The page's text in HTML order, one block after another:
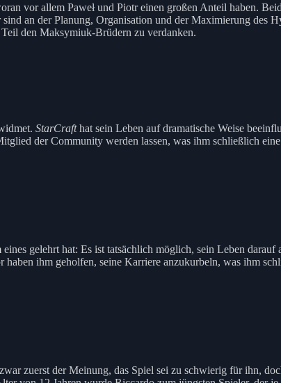
vor allem Paweł und Piotr einen großen Anteil haben.
an der Planung, Organisation und der Maximierung des
den Maksymiuk-Brüdern zu verdanken.
StarCrafthat sein Leben auf dramatische Weise
der Community werden lassen, was ihm schließlich
gelehrt hat: Es ist tatsächlich möglich, sein Leben darauf
haben ihm geholfen, seine Karriere anzukurbeln, was ihm
zuerst der Meinung, das Spiel sei zu schwierig für ihn,